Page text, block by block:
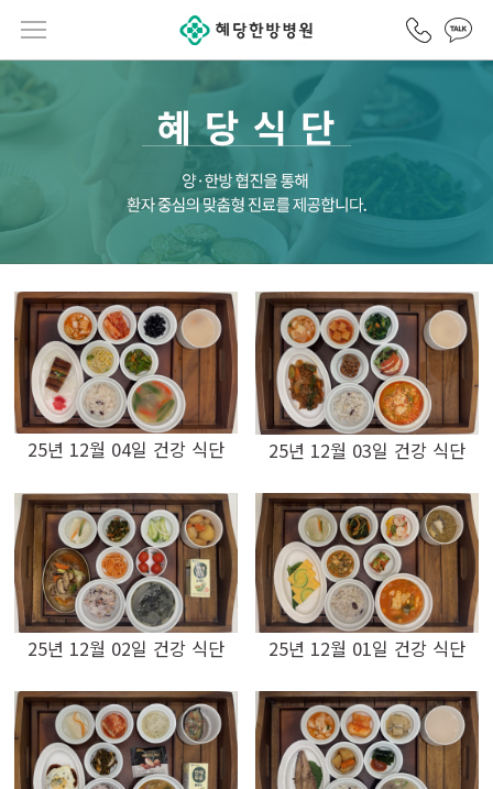
메뉴열기 전화걸기카카오
25년 12월 04일 건강 식단 25년 12월 03일 건강 식단
25년 12월 02일 건강 식단 25년 12월 01일 건강 식단